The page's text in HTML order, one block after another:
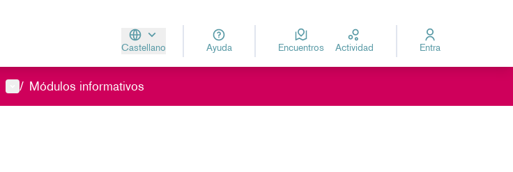
Castellano
Aukeratu hizkuntzaElegir el idioma
Ayuda Encuentros Actividad Entra
Menú de usuario
/ Módulos informativos